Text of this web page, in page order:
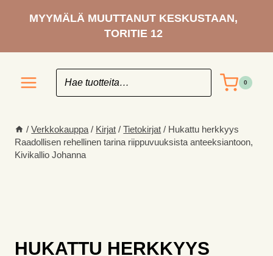
sisältöönMYYMÄLÄ MUUTTANUT KESKUSTAAN,
TORITIE 12
0
/ Verkkokauppa / Kirjat / Tietokirjat / Hukattu herkkyys
Raadollisen rehellinen tarina riippuvuuksista anteeksiantoon,
Kivikallio Johanna
HUKATTU HERKKYYS